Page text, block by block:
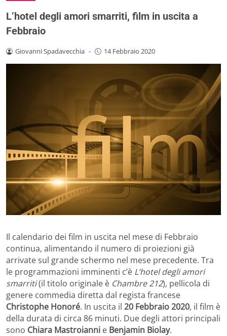
L’hotel degli amori smarriti, film in uscita a
Febbraio
Giovanni Spadavecchia - 14 Febbraio 2020
Il calendario dei film in uscita nel mese di Febbraio
continua, alimentando il numero di proiezioni già
arrivate sul grande schermo nel mese precedente. Tra
le programmazioni imminenti c’è L’hotel degli amori
smarriti(il titolo originale è Chambre 212), pellicola di
genere commedia diretta dal regista francese
Christophe Honoré. In uscita il 20 Febbraio 2020, il film è
della durata di circa 86 minuti. Due degli attori principali
sono Chiara Mastroianni e Benjamin Biolay.